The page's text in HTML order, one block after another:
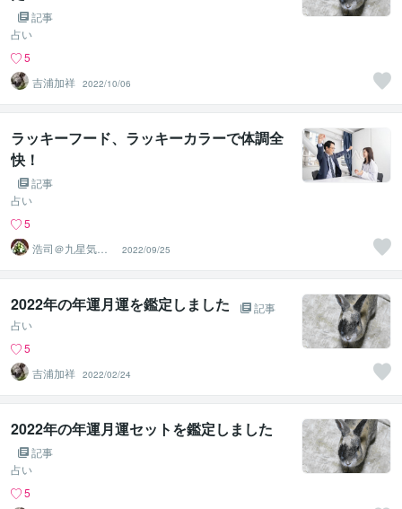
記事
占い
5
吉浦加祥 2022/10/06
ラッキーフード、ラッキーカラーで体調全
快！
記事
占い
5
浩司＠九星気学
風水鑑定士、姓
名鑑定士
2022/09/25
2022年の年運月運を鑑定しました
記事
占い
5
吉浦加祥 2022/02/24
2022年の年運月運セットを鑑定しました
記事
占い
5